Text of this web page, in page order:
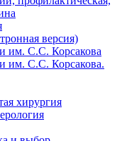
версия)
им. С.С. Корсакова
им. С.С. Корсакова.
хирургия